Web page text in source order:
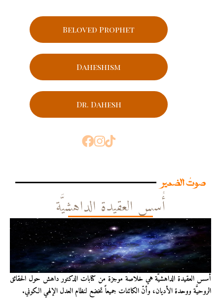
Beloved Prophet
Daheshism
Dr. Dahesh
صوتُ الضمير
أُسس العقيدة الداهشيَّة
أُسس العقيدة الداهشيّة هي خلاصة موجزة من كتابات الدكتور داهش حول الحقائق
الروحيَّة ووحدة الأديان، وأنّ الكائنات جميعاً تخضع لنظام العدل الإلهي الكوني.